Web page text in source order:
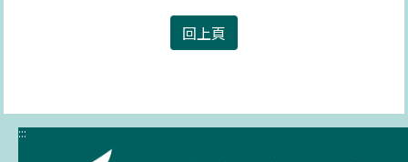
回上頁
:::